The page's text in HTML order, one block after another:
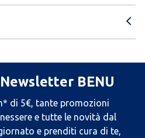
BENU
di 5€, tante promozioni
e tutte le novità dal
e prenditi cura di te,